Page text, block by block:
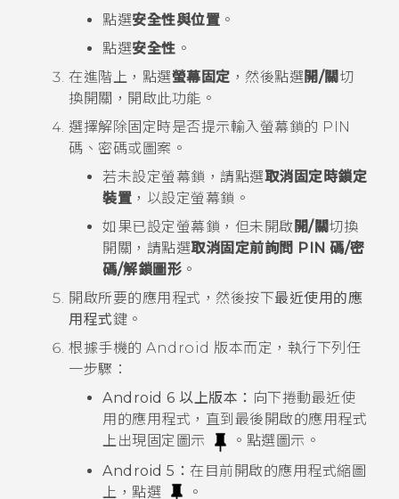
點選安全性與位置 。
點選安全性 。
在進階上，點選螢幕固定 ，然後點選 開/關 切
換開關，開啟此功能。
選擇解除固定時是否提示輸入螢幕鎖的 PIN
碼、密碼或圖案。
若未設定螢幕鎖，請點選取消固定時鎖定
裝置 ，以設定螢幕鎖。
如果已設定螢幕鎖，但未開啟 開/關切換
開關，請點選取消固定前詢問 PIN 碼/密
碼/解鎖圖形 。
開啟所要的應用程式，然後按下最近使用的應
用程式鍵。
根據手機的 Android 版本而定，執行下列任
一步驟：
Android 6 以上版本： 向下捲動最近使
用的應用程式，直到最後開啟的應用程式
上出現固定圖示
。點選圖示。
Android 5： 在目前開啟的應用程式縮圖
上，點選
。